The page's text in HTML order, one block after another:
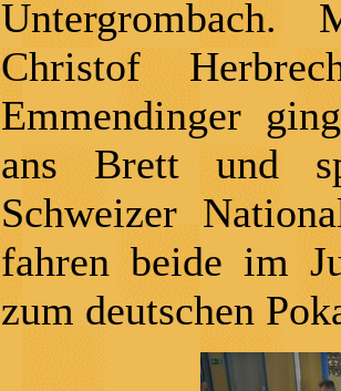
Christof
Emmendinger
ans Brett und
Schweizer
fahren beide im
zum deutschen